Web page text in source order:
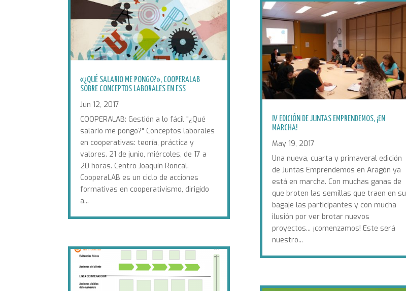
«¿QUÉ SALARIO ME PONGO?», COOPERALAB
SOBRE CONCEPTOS LABORALES EN ESS
Jun 12, 2017
COOPERALAB: Gestión a lo fácil "¿Qué
salario me pongo?" Conceptos laborales
en cooperativas: teoría, práctica y
valores. 21 de junio, miércoles, de 17 a
20 horas. Centro Joaquín Roncal.
CooperaLAB es un ciclo de acciones
formativas en cooperativismo, dirigido
a...
IV EDICIÓN DE JUNTAS EMPRENDEMOS, ¡EN
MARCHA!
May 19, 2017
Una nueva, cuarta y primaveral edición
de Juntas Emprendemos en Aragón ya
está en marcha. Con muchas ganas de
que broten las semillas que traen en su
bagaje las participantes y con mucha
ilusión por ver brotar nuevos
proyectos... ¡comenzamos! Este será
nuestro...